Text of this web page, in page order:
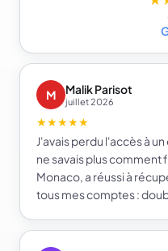
M Malik Parisot
juillet 2026
★★★★★
J'avais perdu l'accès à
ne savais plus comment
Monaco, a réussi à
tous mes comptes :
beaucoup plus serein
Je recommande e-